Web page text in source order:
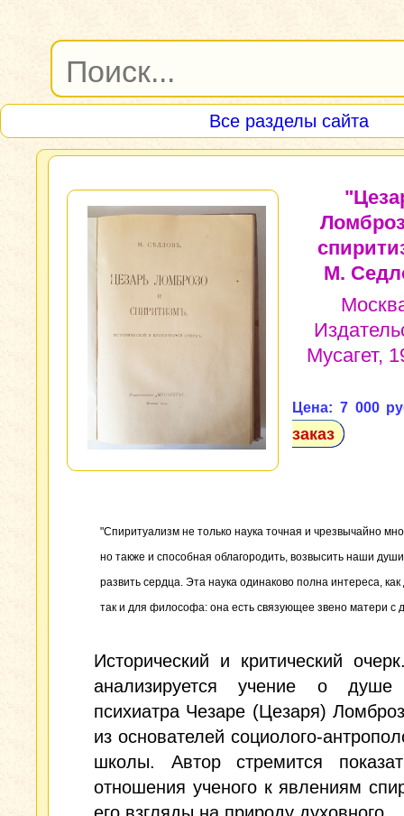
Все разделы сайта
М.
Мусагет,
Цена: 7 000
заказ
"Спиритуализм не только наука точная и чрезвычайно
но также и способная облагородить, возвысить наши
развить сердца. Эта наука одинаково полна интереса,
так и для философа: она есть связующее звено матери с
Исторический и критический
анализируется учение о душе
психиатра Чезаре (Цезаря)
из основателей социолого-
школы. Автор стремится
отношения ученого к явлениям